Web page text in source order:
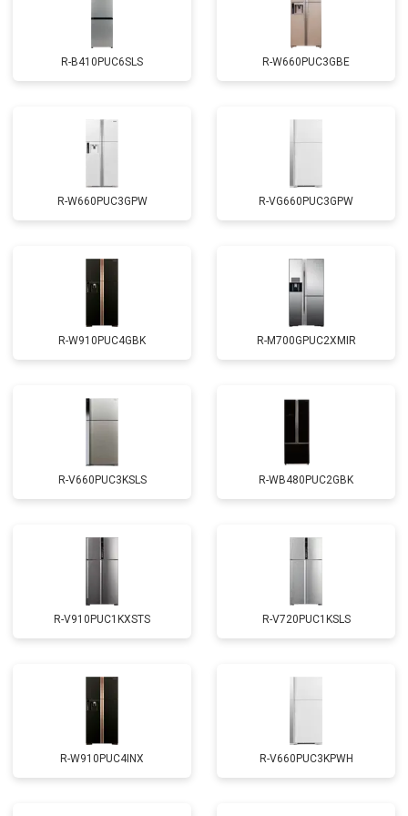
R-B410PUC6SLS R-W660PUC3GBE
R-W660PUC3GPW R-VG660PUC3GPW
R-W910PUC4GBK R-M700GPUC2XMIR
R-V660PUC3KSLS R-WB480PUC2GBK
R-V910PUC1KXSTS R-V720PUC1KSLS
R-W910PUC4INX R-V660PUC3KPWH